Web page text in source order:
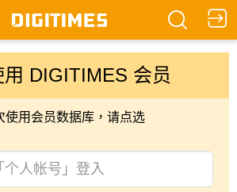
用 DIGITIMES 会员
用会员数据库，请点选